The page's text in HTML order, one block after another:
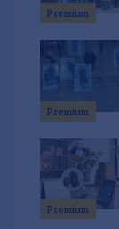
Premium
Premium
Premium